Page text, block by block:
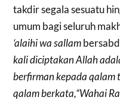
takdir segala sesuatu
umum bagi seluruh
‘alaihi wa sallam
kali diciptakan Allah
berfirman kepada qalam
qalam berkata,“Wahai